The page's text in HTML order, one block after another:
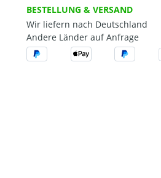
BESTELLUNG & VERSAND
Wir liefern nach Deutschland
Andere Länder auf Anfrage